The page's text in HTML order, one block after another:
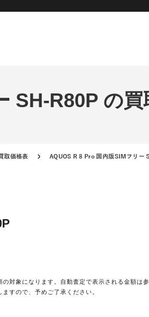
SH-R80P の買
取価格表 AQUOS R 8 Pro 国内版SIMフリー
対象になります。自動査定で表示される金額は
すので、予めご了承ください。